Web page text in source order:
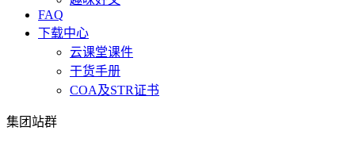
FAQ
下载中心
云课堂课件
干货手册
COA及STR证书
集团站群